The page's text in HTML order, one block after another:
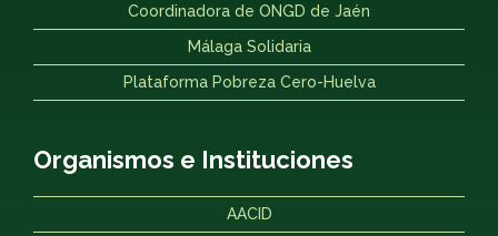
Coordinadora de ONGD de Jaén
Málaga Solidaria
Plataforma Pobreza Cero-Huelva
Organismos e Instituciones
AACID